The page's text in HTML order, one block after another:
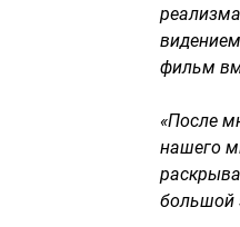
фильм
«После
нашего
большой